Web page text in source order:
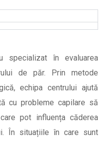
în evaluarea
de păr. Prin metode
echipa centrului ajută
cu probleme capilare să
pot influența căderea
În situațiile în care sunt